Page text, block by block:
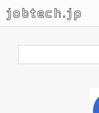
jobtech.jp